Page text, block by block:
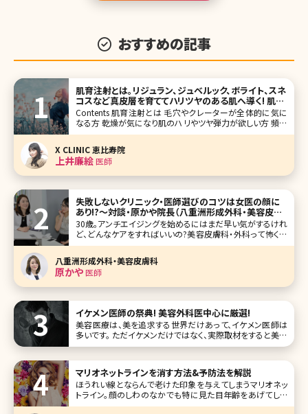
おすすめの記事
肌育注射とは。リジュラン、ジュベルック、ボライト、スネ
コスなど真皮層を育ててハリツヤのある肌へ導く! 肌の
お悩みごとに解説
Contents 肌育注射とは 毛穴やクレーターが全体的に気に
なる方 乾燥が気になり肌のハリやツヤ弾力が欲しい方 頻繁
にケアできないので持続重視の方 目元のケアだけピンポイ
ントで行いたい方 まとめ 赤ちゃんのようなもちもちっとした
弾力のある柔らかい肌になりたい!一度で
X CLINIC 恵比寿院
上井廉絵医師
失敗しないクリニック・医師選びのコツは女医の顔に
あり!?〜対談・原かや院長（八重洲形成外科・美容皮膚
科）✕北条かや
30歳。アンチエイジングを始めるにはまだ早い気がするけれ
ど、どんなケアをすればいいの?美容皮膚科・外科って怖くな
い？そんな疑問を解決すべく、八重洲形成外科、美容皮膚科
院長の原かや先生にお話を伺うシリーズ、後編です。かや先
生の「美の秘訣」や、信頼できる美容外科の選び方など、内容
盛りだくさんの後編、
八重洲形成外科・美容皮膚科
原かや医師
イケメン医師の祭典! 美容外科医中心に厳選!
美容医療は、美を追求する世界だけあって、イケメン医師は
多いです。 ただイケメンだけではなく、実際取材をすると美容
医療に対するアツい想いを持った医師の多いこと! 今回SNS
師たちを厳選しました。 リンクからインタビューも読めますの
で、イケ
マリオネットラインを消す方法&予防法を解説
ほうれい線とならんで老けた印象を与えてしまうマリオネッ
トライン。顔のしわのなかでも特に見た目年齢をあげてしま
う要素ですが、このマリオネットラインはなぜできるのでしょ